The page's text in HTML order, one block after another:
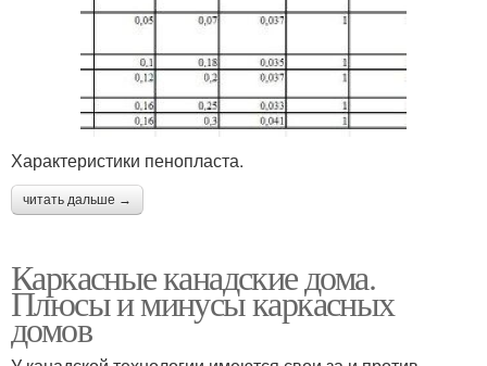
Характеристики пенопласта.
читать дальше →
Каркасные канадские дома.
Плюсы и минусы каркасных
домов